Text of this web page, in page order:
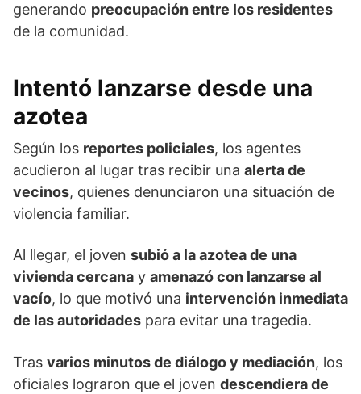
generando preocupación entre los residentes
de la comunidad.
Intentó lanzarse desde una
azotea
Según los reportes policiales, los agentes
acudieron al lugar tras recibir una alerta de
vecinos, quienes denunciaron una situación de
violencia familiar.
Al llegar, el joven subió a la azotea de una
vivienda cercana y amenazó con lanzarse al
vacío, lo que motivó una intervención inmediata
de las autoridades para evitar una tragedia.
Tras varios minutos de diálogo y mediación, los
oficiales lograron que el joven descendiera de